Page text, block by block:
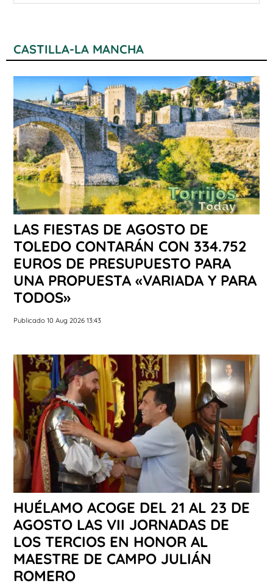
CASTILLA-LA MANCHA
LAS FIESTAS DE AGOSTO DE
TOLEDO CONTARÁN CON 334.752
EUROS DE PRESUPUESTO PARA
UNA PROPUESTA «VARIADA Y PARA
TODOS»
Publicado 10 Aug 2026 13:43
HUÉLAMO ACOGE DEL 21 AL 23 DE
AGOSTO LAS VII JORNADAS DE
LOS TERCIOS EN HONOR AL
MAESTRE DE CAMPO JULIÁN
ROMERO